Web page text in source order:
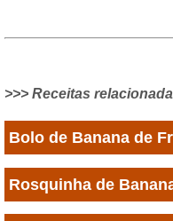
>>> Receitas
Bolo de Banana de
Rosquinha de